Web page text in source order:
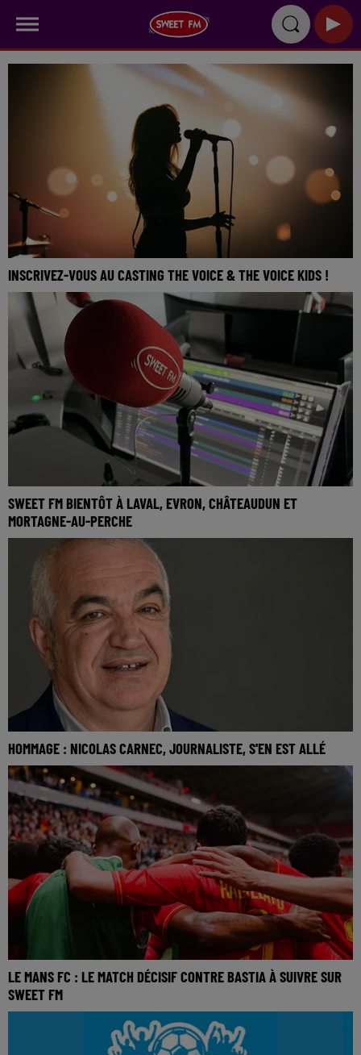
INSCRIVEZ-VOUS AU CASTING THE VOICE & THE VOICE KIDS !
SWEET FM BIENTÔT À LAVAL, EVRON, CHÂTEAUDUN ET
MORTAGNE-AU-PERCHE
HOMMAGE : NICOLAS CARNEC, JOURNALISTE, S'EN EST ALLÉ
LE MANS FC : LE MATCH DÉCISIF CONTRE BASTIA À SUIVRE SUR
SWEET FM